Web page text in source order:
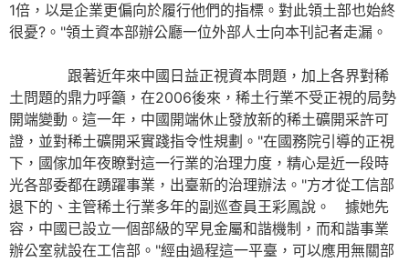
1倍，以是企業更偏向於履行他們的指標。對此領土部也始終
很憂?。"領土資本部辦公廳一位外部人士向本刊記者走漏。
跟著近年來中國日益正視資本問題，加上各界對稀
土問題的鼎力呼籲，在2006後來，稀土行業不受正視的局勢
開端變動。這一年，中國開端休止發放新的稀土礦開采許可
證，並對稀土礦開采實踐指令性規劃。"在國務院引導的正視
下，國傢加年夜瞭對這一行業的治理力度，精心是近一段時
光各部委都在踴躍事業，出臺新的治理辦法。"方才從工信部
退下的、主管稀土行業多年的副巡查員王彩鳳說。 據她先
容，中國已設立一個部級的罕見金屬和諧機制，而和諧事業
辦公室就設在工信部。"經由過程這一平臺，可以應用無關部